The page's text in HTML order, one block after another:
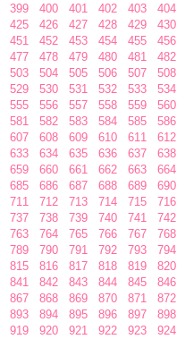
399 400 401 402 403 404
425 426 427 428 429 430
451 452 453 454 455 456
477 478 479 480 481 482
503 504 505 506 507 508
529 530 531 532 533 534
555 556 557 558 559 560
581 582 583 584 585 586
607 608 609 610 611 612
633 634 635 636 637 638
659 660 661 662 663 664
685 686 687 688 689 690
711 712 713 714 715 716
737 738 739 740 741 742
763 764 765 766 767 768
789 790 791 792 793 794
815 816 817 818 819 820
841 842 843 844 845 846
867 868 869 870 871 872
893 894 895 896 897 898
919 920 921 922 923 924